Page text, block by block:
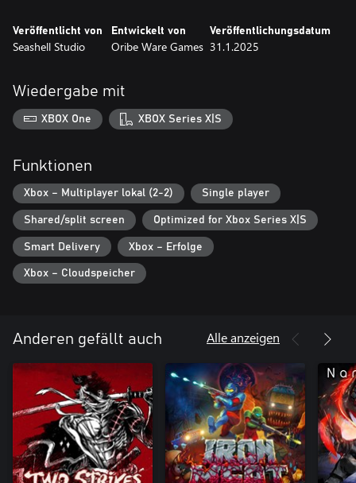
Veröffentlicht von
Seashell Studio
Entwickelt von
Oribe Ware Games
Veröffentlichungsdatum
31.1.2025
Wiedergabe mit
XBOX One XBOX Series X|S
Funktionen
Xbox – Multiplayer lokal (2-2) Single player
Shared/split screen Optimized for Xbox Series X|S
Smart Delivery Xbox – Erfolge
Xbox – Cloudspeicher
Anderen gefällt auch Alle anzeigen